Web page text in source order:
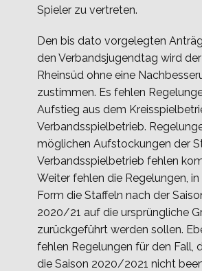
Spieler zu vertreten.
Den bis dato vorgelegten
den Verbandsjugendtag wird
Rheinsüd ohne eine
zustimmen. Es fehlen
Aufstieg aus dem
Verbandsspielbetrieb.
möglichen Aufstockungen der
Verbandsspielbetrieb fehlen
Weiter fehlen die Regelungen,
Form die Staffeln nach der
2020/21 auf die ursprüngliche
zurückgeführt werden sollen.
fehlen Regelungen für den Fall,
die Saison 2020/2021 nicht